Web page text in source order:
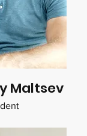
Maltsev